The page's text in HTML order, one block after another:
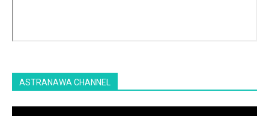
ASTRANAWA CHANNEL